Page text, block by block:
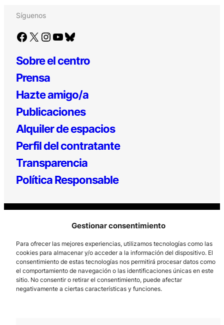
Gestionar consentimiento
Para ofrecer las mejores experiencias, utilizamos tecnologías como las
cookies para almacenar y/o acceder a la información del dispositivo. El
consentimiento de estas tecnologías nos permitirá procesar datos como
el comportamiento de navegación o las identificaciones únicas en este
sitio. No consentir o retirar el consentimiento, puede afectar
negativamente a ciertas características y funciones.
Síguenos
Facebook X Instagram YouTube Bluesky
Sobre el centro
Prensa
Hazte amigo/a
Publicaciones
Alquiler de espacios
Perfil del contratante
Transparencia
Política Responsable
Los Prados, 121 – 33203 Gijón
985 185 577 – info@laboralcentrodearte.org